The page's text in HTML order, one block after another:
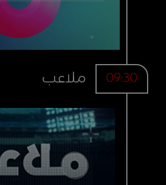
09:30 ملاعب